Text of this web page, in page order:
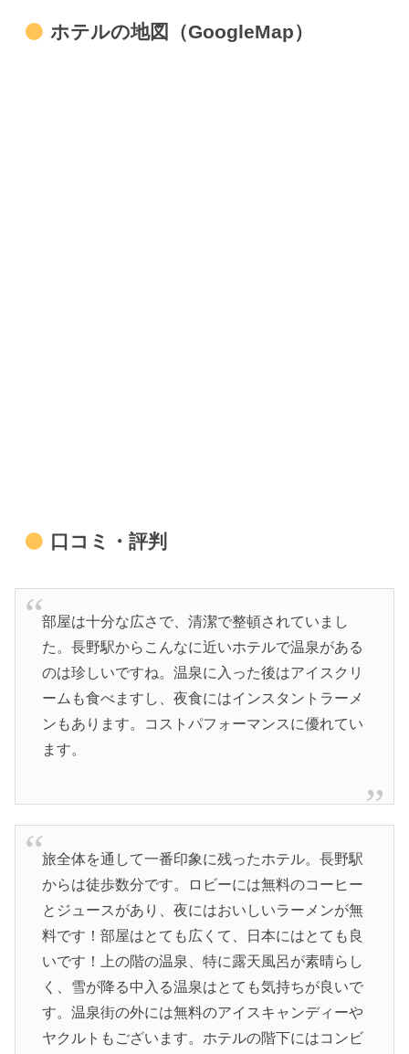
ホテルの地図（GoogleMap）
口コミ・評判
部屋は十分な広さで、清潔で整頓されていまし
た。長野駅からこんなに近いホテルで温泉がある
のは珍しいですね。温泉に入った後はアイスクリ
ームも食べますし、夜食にはインスタントラーメ
ンもあります。コストパフォーマンスに優れてい
ます。
旅全体を通して一番印象に残ったホテル。長野駅
からは徒歩数分です。ロビーには無料のコーヒー
とジュースがあり、夜にはおいしいラーメンが無
料です！部屋はとても広くて、日本にはとても良
いです！上の階の温泉、特に露天風呂が素晴らし
く、雪が降る中入る温泉はとても気持ちが良いで
す。温泉街の外には無料のアイスキャンディーや
ヤクルトもございます。ホテルの階下にはコンビ